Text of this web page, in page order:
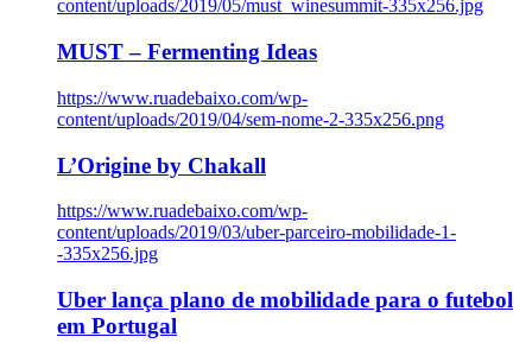
content/uploads/2019/05/must_winesummit-335x256.jpg
MUST – Fermenting Ideas
https://www.ruadebaixo.com/wp-
content/uploads/2019/04/sem-nome-2-335x256.png
L’Origine by Chakall
https://www.ruadebaixo.com/wp-
content/uploads/2019/03/uber-parceiro-mobilidade-1-
-335x256.jpg
Uber lança plano de mobilidade para o futebol
em Portugal